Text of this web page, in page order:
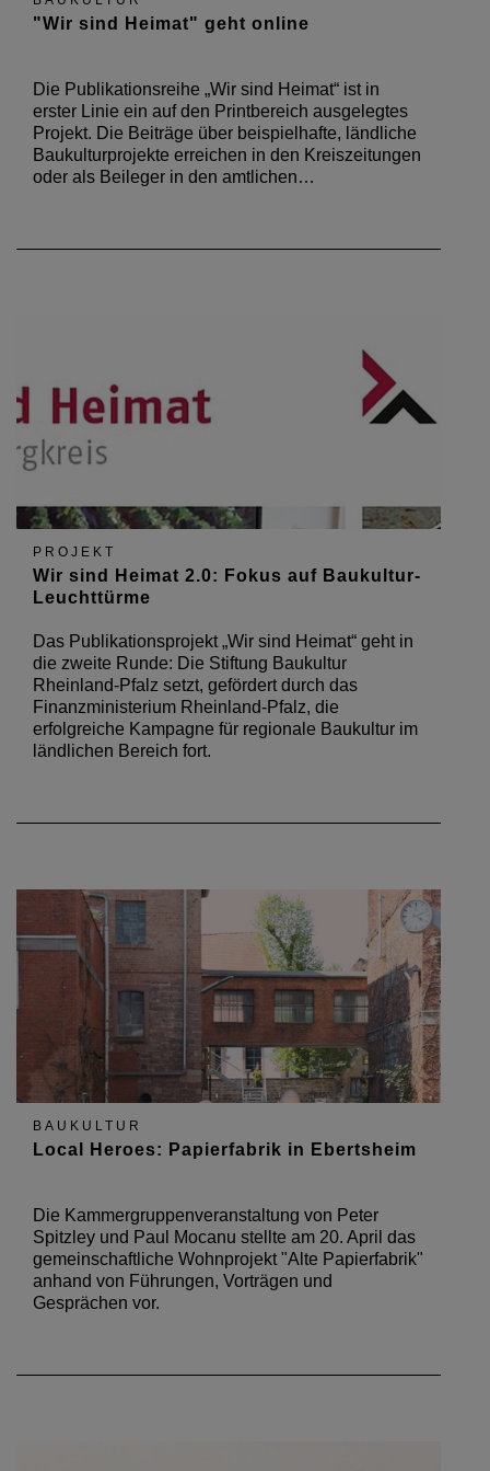
"Wir sind Heimat" geht online
Die Publikationsreihe „Wir sind Heimat“ ist in
erster Linie ein auf den Printbereich ausgelegtes
Projekt. Die Beiträge über beispielhafte, ländliche
Baukulturprojekte erreichen in den Kreiszeitungen
oder als Beileger in den amtlichen…
PROJEKT
Wir sind Heimat 2.0: Fokus auf Baukultur-
Leuchttürme
Das Publikationsprojekt „Wir sind Heimat“ geht in
die zweite Runde: Die Stiftung Baukultur
Rheinland-Pfalz setzt, gefördert durch das
Finanzministerium Rheinland-Pfalz, die
erfolgreiche Kampagne für regionale Baukultur im
ländlichen Bereich fort.
BAUKULTUR
Local Heroes: Papierfabrik in Ebertsheim
Die Kammergruppenveranstaltung von Peter
Spitzley und Paul Mocanu stellte am 20. April das
gemeinschaftliche Wohnprojekt "Alte Papierfabrik"
anhand von Führungen, Vorträgen und
Gesprächen vor.